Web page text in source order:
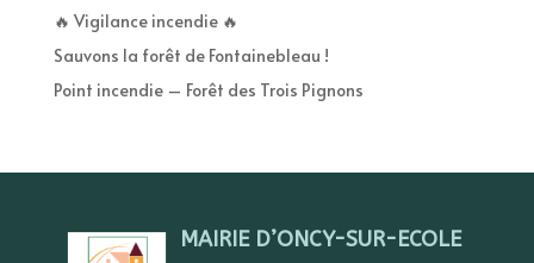
🔥 Vigilance incendie 🔥
Sauvons la forêt de Fontainebleau !
Point incendie – Forêt des Trois Pignons
MAIRIE D’ONCY-SUR-ECOLE